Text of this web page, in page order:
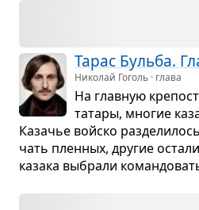
Тарас Бульба.
Николай Гоголь · глава
На глав­ную
татары, мно­гие
Каза­чье войско
чать плен­ных, дру­гие
казака выбрали